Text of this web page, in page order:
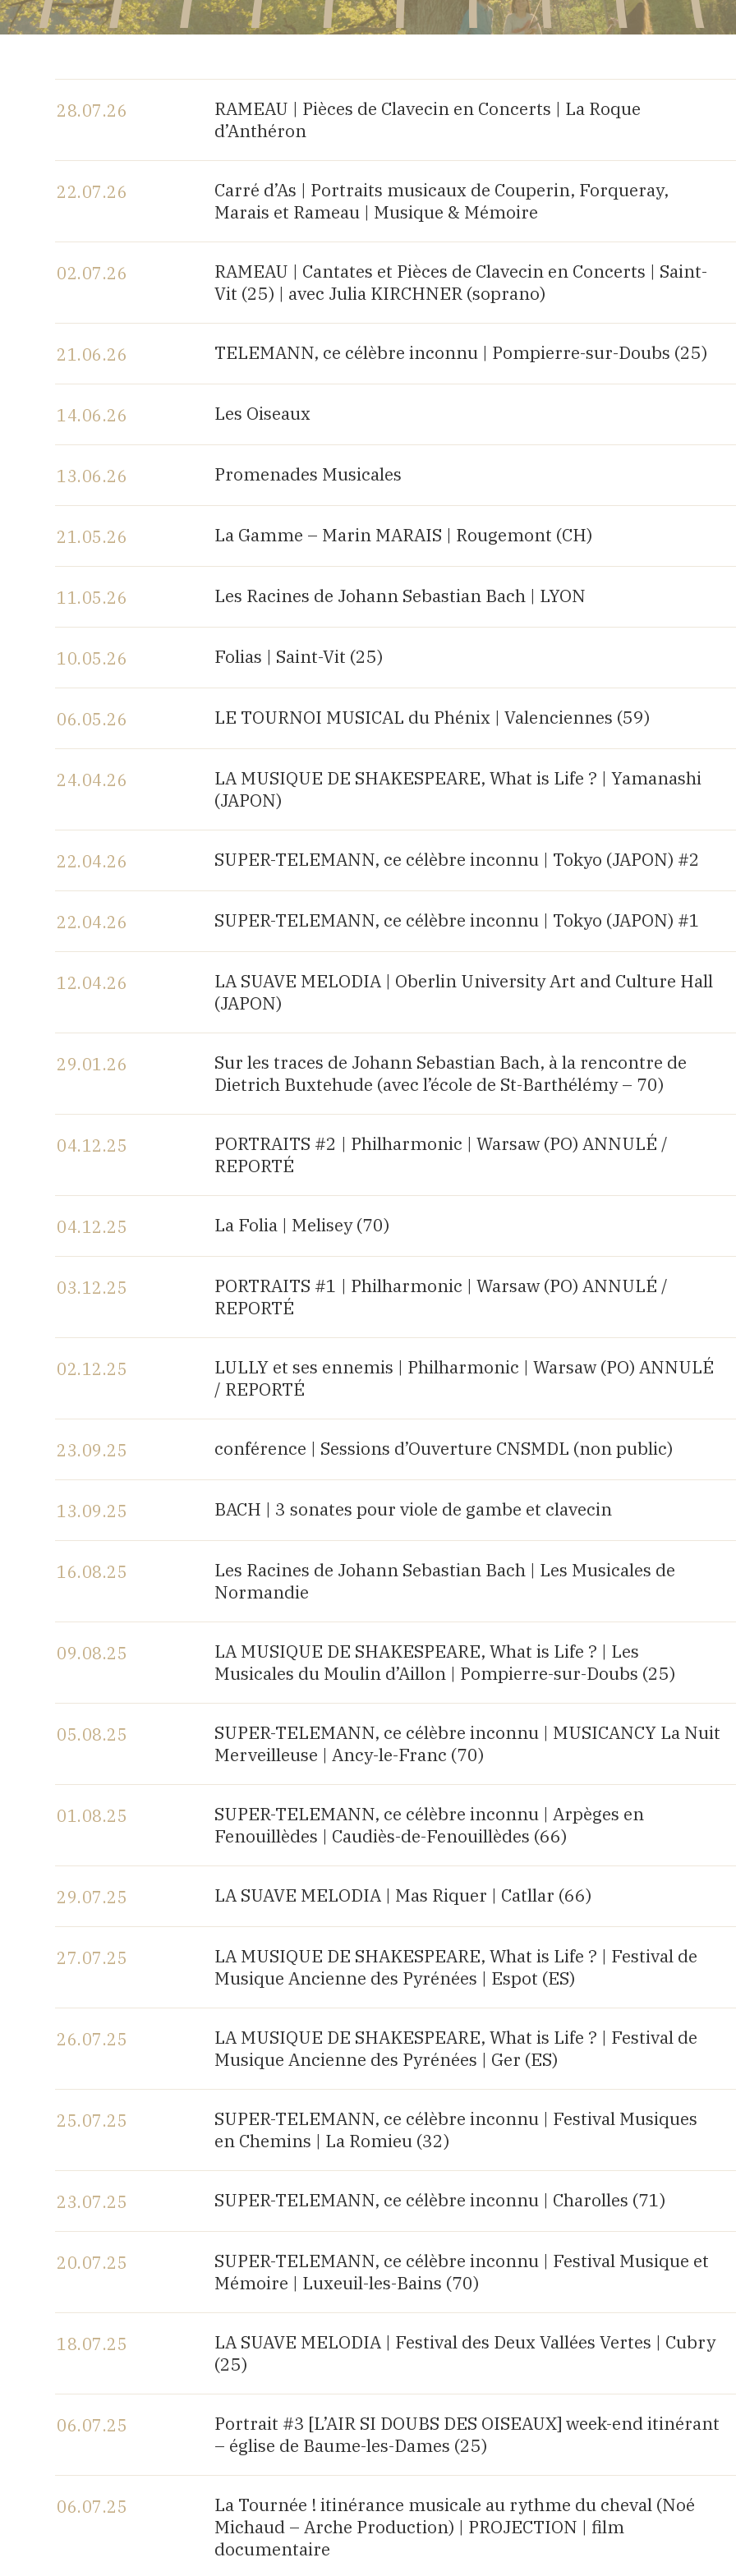
28.07.26
RAMEAU | Pièces de Clavecin en Concerts | La Roque
d’Anthéron
22.07.26
Carré d’As | Portraits musicaux de Couperin, Forqueray,
Marais et Rameau | Musique & Mémoire
02.07.26
RAMEAU | Cantates et Pièces de Clavecin en Concerts | Saint-
Vit (25) | avec Julia KIRCHNER (soprano)
21.06.26 TELEMANN, ce célèbre inconnu | Pompierre-sur-Doubs (25)
14.06.26 Les Oiseaux
13.06.26 Promenades Musicales
21.05.26 La Gamme – Marin MARAIS | Rougemont (CH)
11.05.26 Les Racines de Johann Sebastian Bach | LYON
10.05.26 Folias | Saint-Vit (25)
06.05.26 LE TOURNOI MUSICAL du Phénix | Valenciennes (59)
24.04.26
LA MUSIQUE DE SHAKESPEARE, What is Life ? | Yamanashi
(JAPON)
22.04.26 SUPER-TELEMANN, ce célèbre inconnu | Tokyo (JAPON) #2
22.04.26 SUPER-TELEMANN, ce célèbre inconnu | Tokyo (JAPON) #1
12.04.26
LA SUAVE MELODIA | Oberlin University Art and Culture Hall
(JAPON)
29.01.26
Sur les traces de Johann Sebastian Bach, à la rencontre de
Dietrich Buxtehude (avec l’école de St-Barthélémy – 70)
04.12.25
PORTRAITS #2 | Philharmonic | Warsaw (PO) ANNULÉ /
REPORTÉ
04.12.25 La Folia | Melisey (70)
03.12.25
PORTRAITS #1 | Philharmonic | Warsaw (PO) ANNULÉ /
REPORTÉ
02.12.25
LULLY et ses ennemis | Philharmonic | Warsaw (PO) ANNULÉ
/ REPORTÉ
23.09.25 conférence | Sessions d’Ouverture CNSMDL (non public)
13.09.25 BACH | 3 sonates pour viole de gambe et clavecin
16.08.25
Les Racines de Johann Sebastian Bach | Les Musicales de
Normandie
09.08.25
LA MUSIQUE DE SHAKESPEARE, What is Life ? | Les
Musicales du Moulin d’Aillon | Pompierre-sur-Doubs (25)
05.08.25
SUPER-TELEMANN, ce célèbre inconnu | MUSICANCY La Nuit
Merveilleuse | Ancy-le-Franc (70)
01.08.25
SUPER-TELEMANN, ce célèbre inconnu | Arpèges en
Fenouillèdes | Caudiès-de-Fenouillèdes (66)
29.07.25 LA SUAVE MELODIA | Mas Riquer | Catllar (66)
27.07.25
LA MUSIQUE DE SHAKESPEARE, What is Life ? | Festival de
Musique Ancienne des Pyrénées | Espot (ES)
26.07.25
LA MUSIQUE DE SHAKESPEARE, What is Life ? | Festival de
Musique Ancienne des Pyrénées | Ger (ES)
25.07.25
SUPER-TELEMANN, ce célèbre inconnu | Festival Musiques
en Chemins | La Romieu (32)
23.07.25 SUPER-TELEMANN, ce célèbre inconnu | Charolles (71)
20.07.25
SUPER-TELEMANN, ce célèbre inconnu | Festival Musique et
Mémoire | Luxeuil-les-Bains (70)
18.07.25
LA SUAVE MELODIA | Festival des Deux Vallées Vertes | Cubry
(25)
06.07.25
Portrait #3 [L’AIR SI DOUBS DES OISEAUX] week-end itinérant
– église de Baume-les-Dames (25)
06.07.25
La Tournée ! itinérance musicale au rythme du cheval (Noé
Michaud – Arche Production) | PROJECTION | film
documentaire